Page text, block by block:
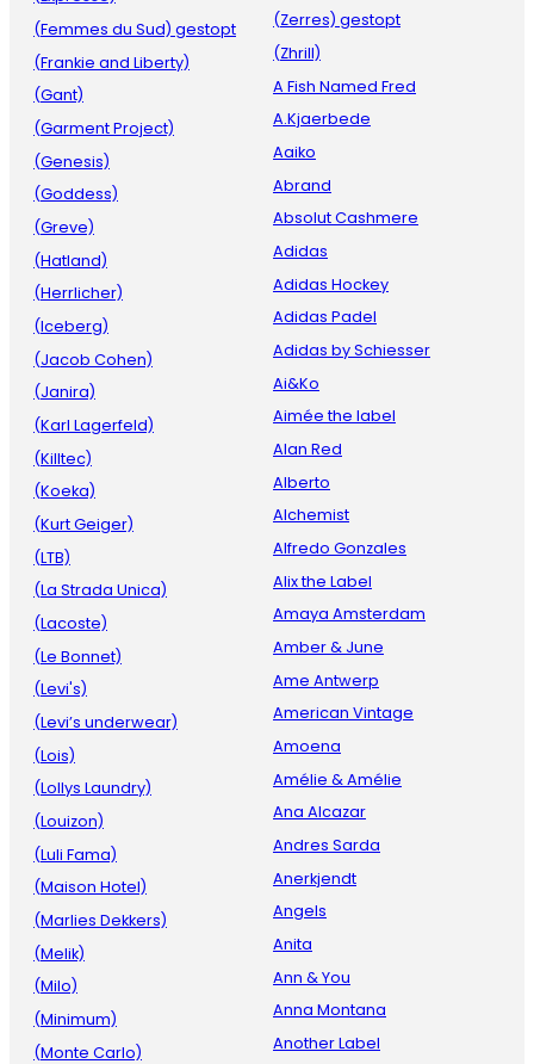
(Femmes du Sud) gestopt
(Frankie and Liberty)
(Gant)
(Garment Project)
(Genesis)
(Goddess)
(Greve)
(Hatland)
(Herrlicher)
(Iceberg)
(Jacob Cohen)
(Janira)
(Karl Lagerfeld)
(Killtec)
(Koeka)
(Kurt Geiger)
(LTB)
(La Strada Unica)
(Lacoste)
(Le Bonnet)
(Levi's)
(Levi’s underwear)
(Lois)
(Lollys Laundry)
(Louizon)
(Luli Fama)
(Maison Hotel)
(Marlies Dekkers)
(Melik)
(Milo)
(Minimum)
(Monte Carlo)
(Zerres) gestopt
(Zhrill)
A Fish Named Fred
A.Kjaerbede
Aaiko
Abrand
Absolut Cashmere
Adidas
Adidas Hockey
Adidas Padel
Adidas by Schiesser
Ai&Ko
Aimée the label
Alan Red
Alberto
Alchemist
Alfredo Gonzales
Alix the Label
Amaya Amsterdam
Amber & June
Ame Antwerp
American Vintage
Amoena
Amélie & Amélie
Ana Alcazar
Andres Sarda
Anerkjendt
Angels
Anita
Ann & You
Anna Montana
Another Label